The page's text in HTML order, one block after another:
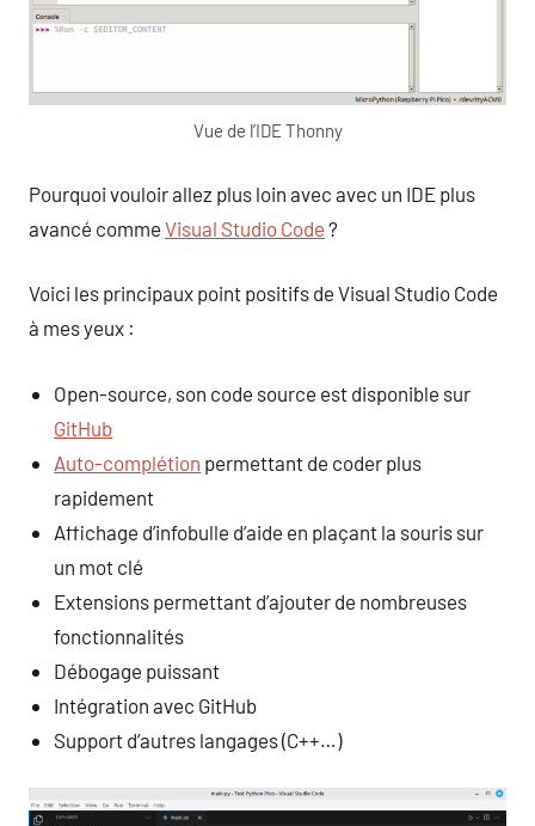
Vue de l’IDE Thonny
Pourquoi vouloir allez plus loin avec avec un IDE plus
avancé comme Visual Studio Code ?
Voici les principaux point positifs de Visual Studio Code
à mes yeux :
Open-source, son code source est disponible sur
GitHub
Auto-complétion permettant de coder plus
rapidement
Affichage d’infobulle d’aide en plaçant la souris sur
un mot clé
Extensions permettant d’ajouter de nombreuses
fonctionnalités
Débogage puissant
Intégration avec GitHub
Support d’autres langages (C++…)